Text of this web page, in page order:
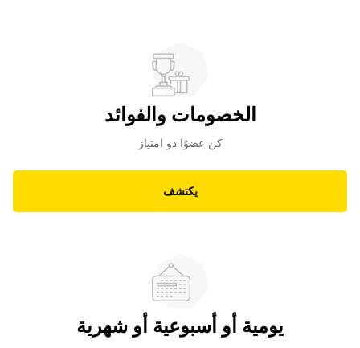
الخصومات والفوائد
كن عضوًا ذو امتياز
يكتشف
يومية أو أسبوعية أو شهرية